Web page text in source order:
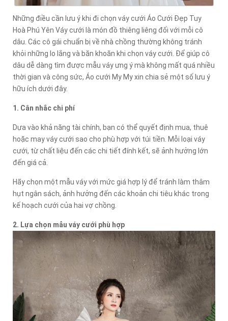
Những điều cần lưu ý khi đi chọn váy cưới Áo Cưới Đẹp Tuy
Hoà Phú Yên Váy cưới là món đồ thiêng liêng đối với mỗi cô
dâu. Các cô gái chuẩn bị về nhà chồng thường không tránh
khỏi những lo lắng và băn khoăn khi chọn váy cưới. Để giúp cô
dâu dễ dàng tìm được mẫu váy ưng ý mà không mất quá nhiều
thời gian và công sức, Áo cưới My My xin chia sẻ một số lưu ý
hữu ích dưới đây.
1. Cân nhắc chi phí
Dựa vào khả năng tài chính, bạn có thể quyết định mua, thuê
hoặc may váy cưới sao cho phù hợp với túi tiền. Mỗi loại váy
cưới, từ chất liệu đến các chi tiết đính kết, sẽ ảnh hưởng lớn
đến giá cả.
Hãy chọn một mẫu váy với mức giá hợp lý để tránh làm thâm
hụt ngân sách, ảnh hưởng đến các khoản chi tiêu khác trong
kế hoạch cưới của hai vợ chồng.
2. Lựa chọn mẫu váy cưới phù hợp